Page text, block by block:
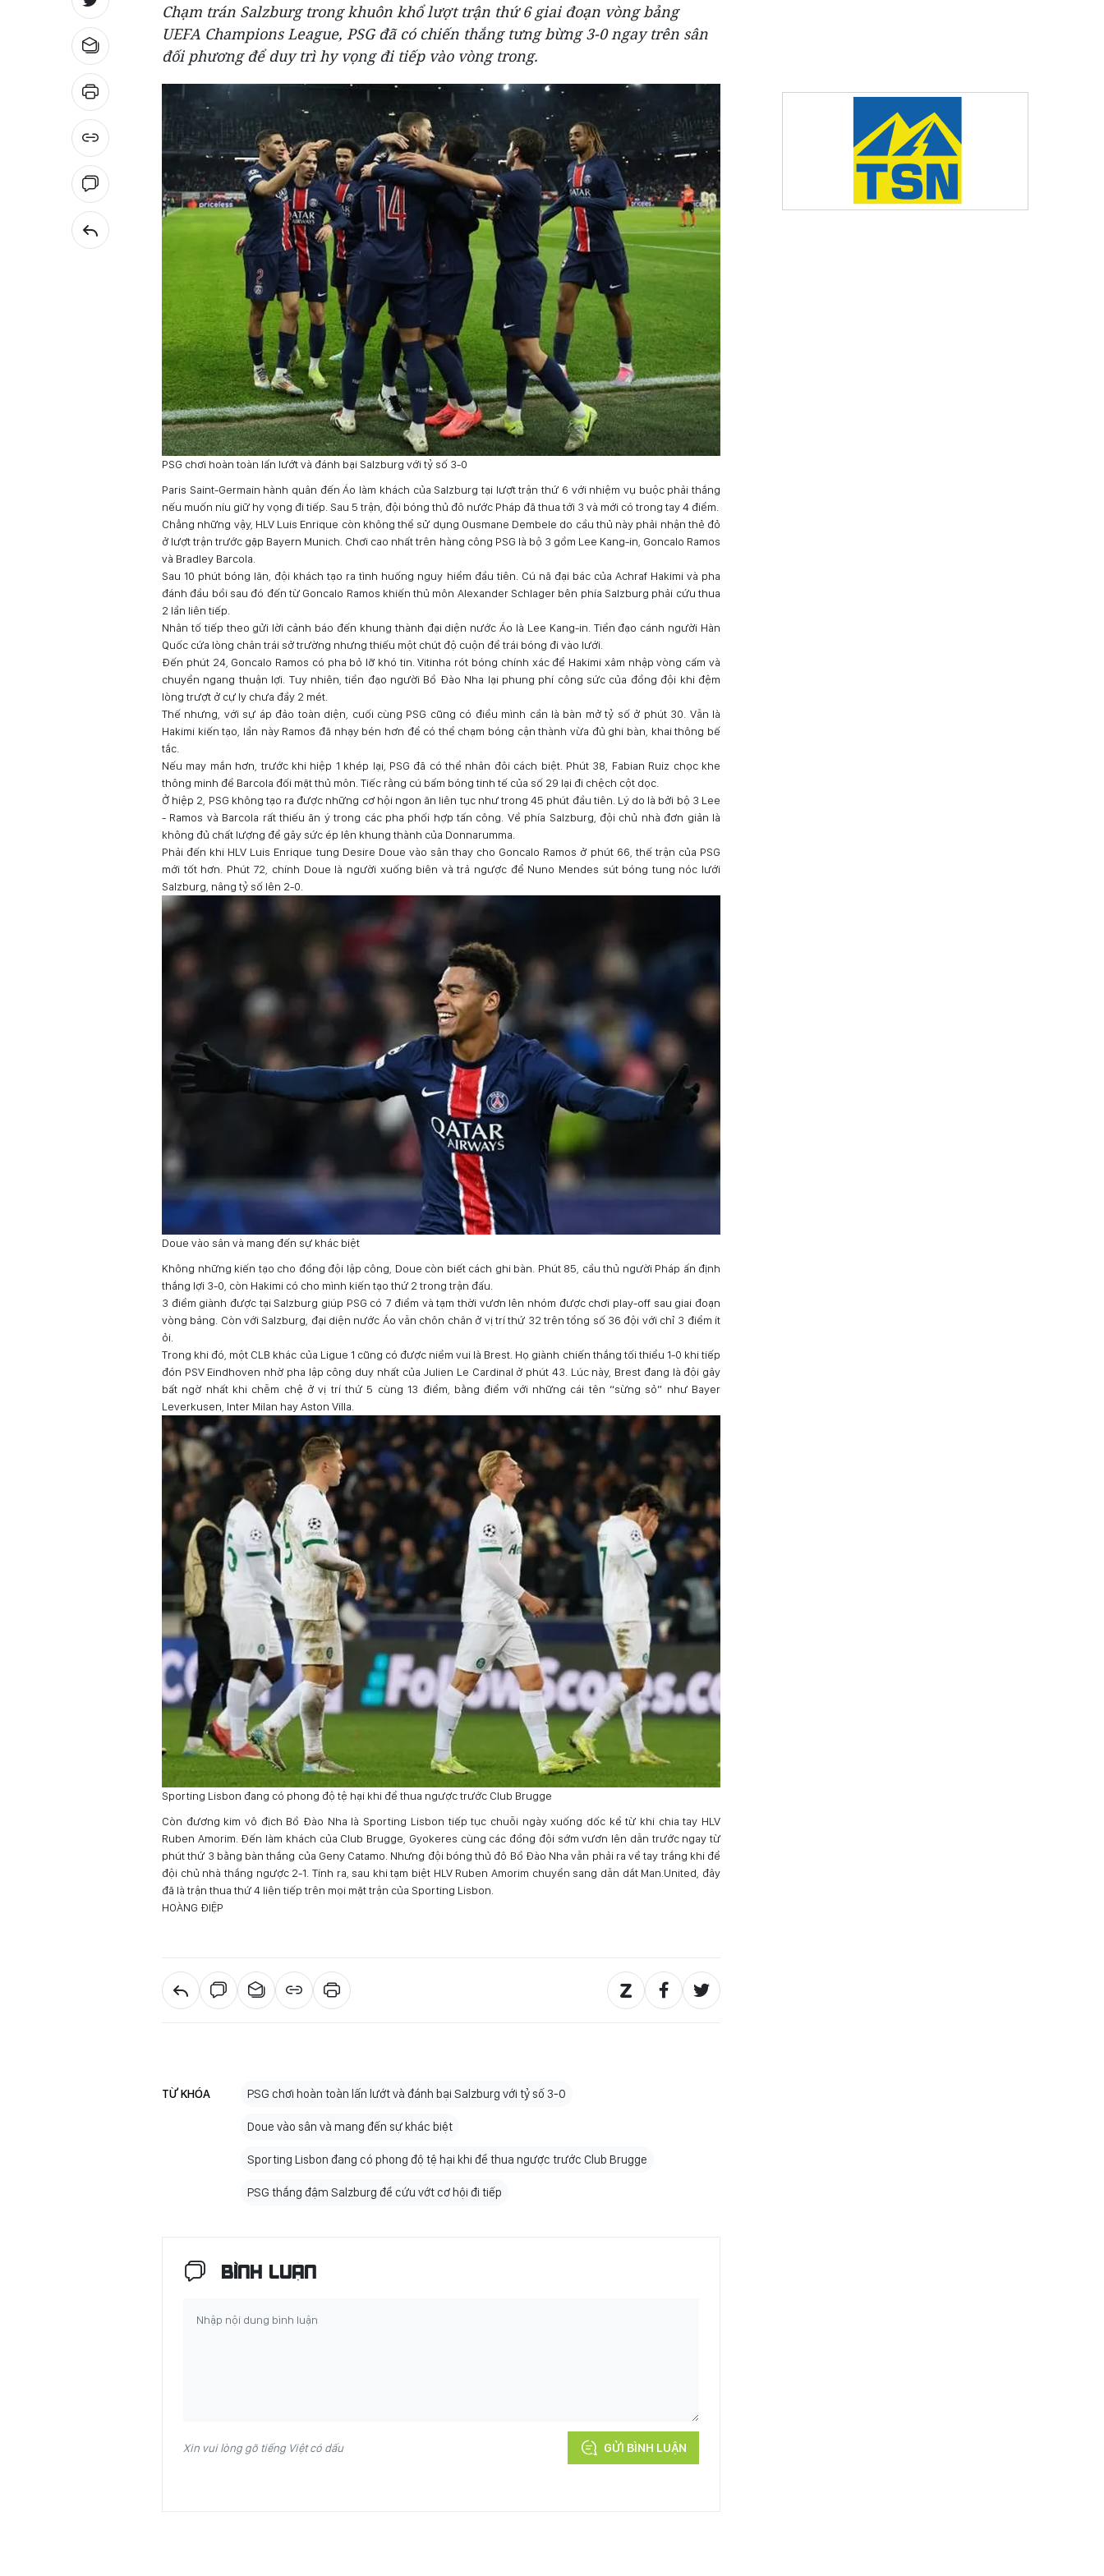
Chạm trán Salzburg trong khuôn khổ lượt trận thứ 6 giai đoạn vòng bảng
UEFA Champions League, PSG đã có chiến thắng tưng bừng 3-0 ngay trên sân
đối phương để duy trì hy vọng đi tiếp vào vòng trong.
PSG chơi hoàn toàn lấn lướt và đánh bại Salzburg với tỷ số 3-0
Paris Saint-Germain hành quân đến Áo làm khách của Salzburg tại lượt trận thứ 6 với nhiệm vụ buộc phải thắng
nếu muốn níu giữ hy vọng đi tiếp. Sau 5 trận, đội bóng thủ đô nước Pháp đã thua tới 3 và mới có trong tay 4 điểm.
Chẳng những vậy, HLV Luis Enrique còn không thể sử dụng Ousmane Dembele do cầu thủ này phải nhận thẻ đỏ
ở lượt trận trước gặp Bayern Munich. Chơi cao nhất trên hàng công PSG là bộ 3 gồm Lee Kang-in, Goncalo Ramos
và Bradley Barcola.
Sau 10 phút bóng lăn, đội khách tạo ra tình huống nguy hiểm đầu tiên. Cú nã đại bác của Achraf Hakimi và pha
đánh đầu bồi sau đó đến từ Goncalo Ramos khiến thủ môn Alexander Schlager bên phía Salzburg phải cứu thua
2 lần liên tiếp.
Nhân tố tiếp theo gửi lời cảnh báo đến khung thành đại diện nước Áo là Lee Kang-in. Tiền đạo cánh người Hàn
Quốc cứa lòng chân trái sở trường nhưng thiếu một chút độ cuộn để trái bóng đi vào lưới.
Đến phút 24, Goncalo Ramos có pha bỏ lỡ khó tin. Vitinha rót bóng chính xác để Hakimi xâm nhập vòng cấm và
chuyền ngang thuận lợi. Tuy nhiên, tiền đạo người Bồ Đào Nha lại phung phí công sức của đồng đội khi đệm
lòng trượt ở cự ly chưa đầy 2 mét.
Thế nhưng, với sự áp đảo toàn diện, cuối cùng PSG cũng có điều mình cần là bàn mở tỷ số ở phút 30. Vẫn là
Hakimi kiến tạo, lần này Ramos đã nhạy bén hơn để có thể chạm bóng cận thành vừa đủ ghi bàn, khai thông bế
tắc.
Nếu may mắn hơn, trước khi hiệp 1 khép lại, PSG đã có thể nhân đôi cách biệt. Phút 38, Fabian Ruiz chọc khe
thông minh để Barcola đối mặt thủ môn. Tiếc rằng cú bấm bóng tinh tế của số 29 lại đi chệch cột dọc.
Ở hiệp 2, PSG không tạo ra được những cơ hội ngon ăn liên tục như trong 45 phút đầu tiên. Lý do là bởi bộ 3 Lee
- Ramos và Barcola rất thiếu ăn ý trong các pha phối hợp tấn công. Về phía Salzburg, đội chủ nhà đơn giản là
không đủ chất lượng để gây sức ép lên khung thành của Donnarumma.
Phải đến khi HLV Luis Enrique tung Desire Doue vào sân thay cho Goncalo Ramos ở phút 66, thế trận của PSG
mới tốt hơn. Phút 72, chính Doue là người xuống biên và trả ngược để Nuno Mendes sút bóng tung nóc lưới
Salzburg, nâng tỷ số lên 2-0.
Doue vào sân và mang đến sự khác biệt
Không những kiến tạo cho đồng đội lập công, Doue còn biết cách ghi bàn. Phút 85, cầu thủ người Pháp ấn định
thắng lợi 3-0, còn Hakimi có cho mình kiến tạo thứ 2 trong trận đấu.
3 điểm giành được tại Salzburg giúp PSG có 7 điểm và tạm thời vươn lên nhóm được chơi play-off sau giai đoạn
vòng bảng. Còn với Salzburg, đại diện nước Áo vẫn chôn chân ở vị trí thứ 32 trên tổng số 36 đội với chỉ 3 điểm ít
ỏi.
Trong khi đó, một CLB khác của Ligue 1 cũng có được niềm vui là Brest. Họ giành chiến thắng tối thiểu 1-0 khi tiếp
đón PSV Eindhoven nhờ pha lập công duy nhất của Julien Le Cardinal ở phút 43. Lúc này, Brest đang là đội gây
bất ngờ nhất khi chễm chệ ở vị trí thứ 5 cùng 13 điểm, bằng điểm với những cái tên “sừng sỏ” như Bayer
Leverkusen, Inter Milan hay Aston Villa.
Sporting Lisbon đang có phong độ tệ hại khi để thua ngược trước Club Brugge
Còn đương kim vô địch Bồ Đào Nha là Sporting Lisbon tiếp tục chuỗi ngày xuống dốc kể từ khi chia tay HLV
Ruben Amorim. Đến làm khách của Club Brugge, Gyokeres cùng các đồng đội sớm vươn lên dẫn trước ngay từ
phút thứ 3 bằng bàn thắng của Geny Catamo. Nhưng đội bóng thủ đô Bồ Đào Nha vẫn phải ra về tay trắng khi để
đội chủ nhà thắng ngược 2-1. Tính ra, sau khi tạm biệt HLV Ruben Amorim chuyển sang dẫn dắt Man.United, đây
đã là trận thua thứ 4 liên tiếp trên mọi mặt trận của Sporting Lisbon.
HOÀNG ĐIỆP
TỪ KHÓA PSG chơi hoàn toàn lấn lướt và đánh bại Salzburg với tỷ số 3-0
Doue vào sân và mang đến sự khác biệt
Sporting Lisbon đang có phong độ tệ hại khi để thua ngược trước Club Brugge
PSG thắng đậm Salzburg để cứu vớt cơ hội đi tiếp
BÌNH LUẬN
Xin vui lòng gõ tiếng Việt có dấu GỬI BÌNH LUẬN